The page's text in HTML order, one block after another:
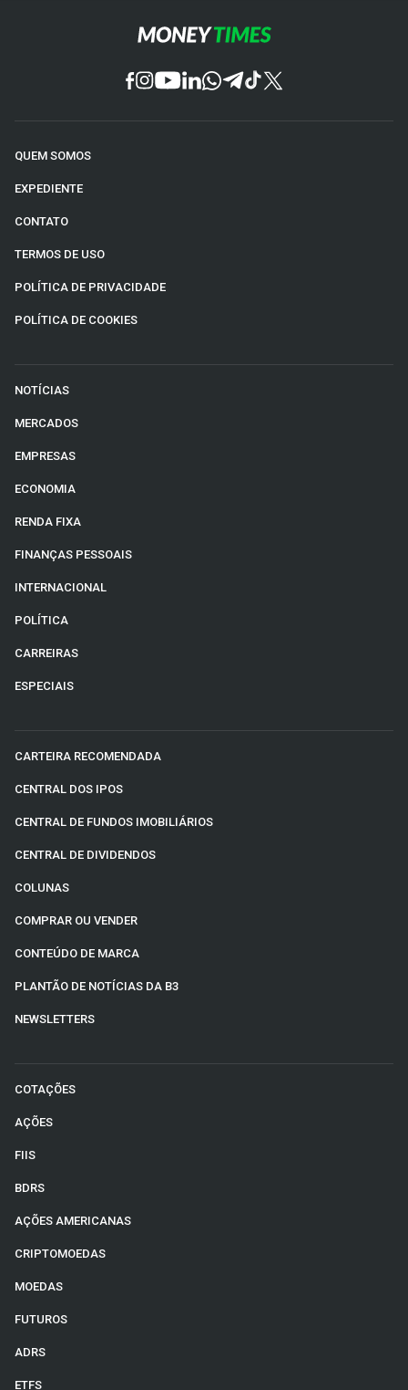
QUEM SOMOS
EXPEDIENTE
CONTATO
TERMOS DE USO
POLÍTICA DE PRIVACIDADE
POLÍTICA DE COOKIES
NOTÍCIAS
MERCADOS
EMPRESAS
ECONOMIA
RENDA FIXA
FINANÇAS PESSOAIS
INTERNACIONAL
POLÍTICA
CARREIRAS
ESPECIAIS
CARTEIRA RECOMENDADA
CENTRAL DOS IPOS
CENTRAL DE FUNDOS IMOBILIÁRIOS
CENTRAL DE DIVIDENDOS
COLUNAS
COMPRAR OU VENDER
CONTEÚDO DE MARCA
PLANTÃO DE NOTÍCIAS DA B3
NEWSLETTERS
COTAÇÕES
AÇÕES
FIIS
BDRS
AÇÕES AMERICANAS
CRIPTOMOEDAS
MOEDAS
FUTUROS
ADRS
ETFS